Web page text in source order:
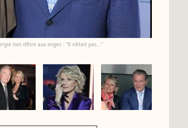
loin d'être aux anges : "Il n'était pas..."